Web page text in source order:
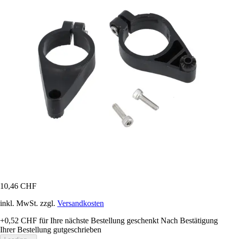
10,46 CHF
inkl. MwSt. zzgl. Versandkosten
+0,52 CHF für Ihre nächste Bestellung geschenkt Nach Bestätigung
Ihrer Bestellung gutgeschrieben